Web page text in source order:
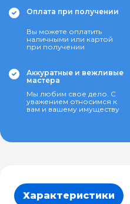
Оплата при получении
Вы можете оплатить
наличными или картой
при получении
Аккуратные и вежливые
мастера
Мы любим свое дело. С
уважением относимся к
вам и вашему имуществу
Характеристики